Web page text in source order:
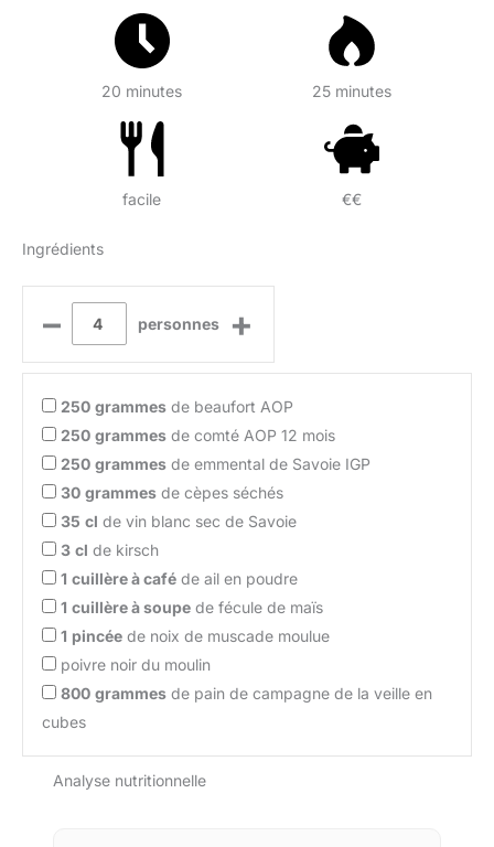
20 minutes 25 minutes
facile €€
Ingrédients
– personnes +
250 grammes de beaufort AOP
250 grammes de comté AOP 12 mois
250 grammes de emmental de Savoie IGP
30 grammes de cèpes séchés
35 cl de vin blanc sec de Savoie
3 cl de kirsch
1 cuillère à café de ail en poudre
1 cuillère à soupe de fécule de maïs
1 pincée de noix de muscade moulue
poivre noir du moulin
800 grammes de pain de campagne de la veille en
cubes
Analyse nutritionnelle